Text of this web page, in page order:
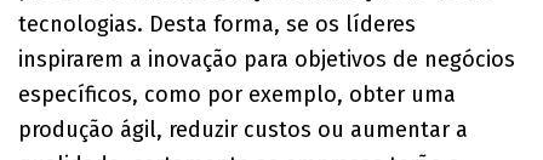
tecnologias. Desta forma, se os líderes
inspirarem a inovação para objetivos de negócios
específicos, como por exemplo, obter uma
produção ágil, reduzir custos ou aumentar a